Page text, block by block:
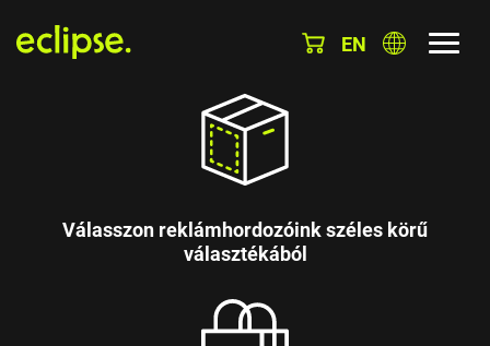
EN
Válasszon reklámhordozóink széles körű
választékából